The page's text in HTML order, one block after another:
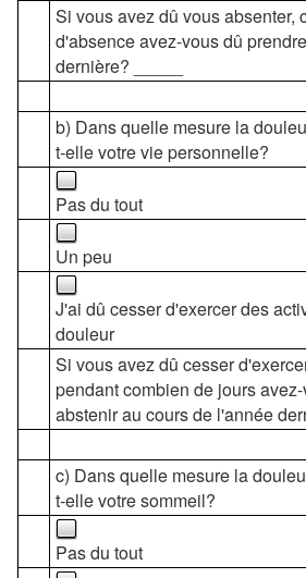
Si vous avez dû vous absenter,
d'absence avez-vous dû
dernière? _____
b) Dans quelle mesure la
t-elle votre vie personnelle?
Pas du tout
Un peu
J'ai dû cesser d'exercer des
douleur
Si vous avez dû cesser
pendant combien de jours
abstenir au cours de l'année
c) Dans quelle mesure la
t-elle votre sommeil?
Pas du tout